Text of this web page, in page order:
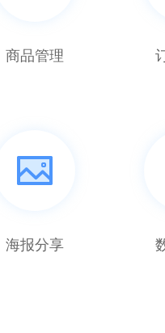
商品管理
海报分享